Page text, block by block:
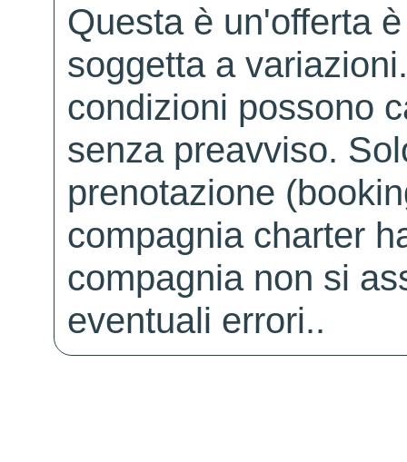
Questa è un'offerta
soggetta a
condizioni possono
senza preavviso.
prenotazione
compagnia charter
compagnia non si
eventuali errori..